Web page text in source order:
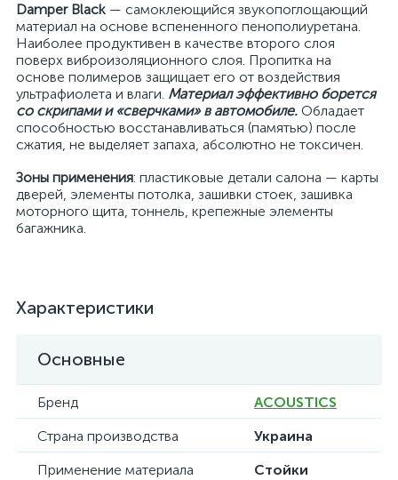
Damper Black — cамоклеющийся звукопоглощающий
материал на основе вспененного пенополиуретана.
Наиболее продуктивен в качестве второго слоя
поверх виброизоляционного слоя. Пропитка на
основе полимеров защищает его от воздействия
ультрафиолета и влаги. Материал эффективно борется
со скрипами и «сверчками» в автомобиле. Обладает
способностью восстанавливаться (памятью) после
сжатия, не выделяет запаха, абсолютно не токсичен.
Зоны применения: пластиковые детали салона — карты
дверей, элементы потолка, зашивки стоек, зашивка
моторного щита, тоннель, крепежные элементы
багажника.
Характеристики
Основные
Бренд
ACOUSTICS
Страна производства
Украина
Применение материала
Стойки